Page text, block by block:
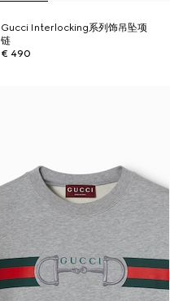
Gucci Interlocking系列饰吊坠项
链
€ 490